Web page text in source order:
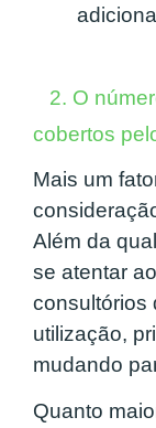
2. O
cobertos
Mais um
Além da
se atentar
consultórios
utilização,
mudando
Quanto